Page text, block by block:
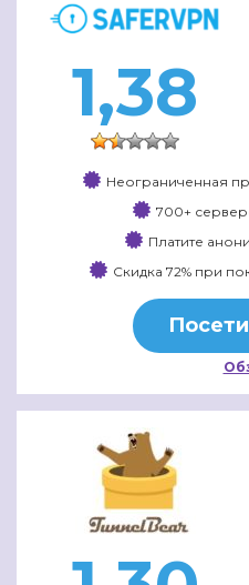
1,38
Неограниченная
700+
Платите
Скидка 72% при